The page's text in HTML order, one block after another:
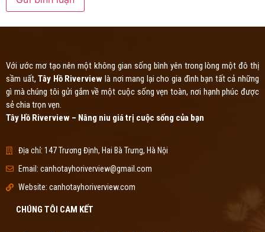
Với ước mơ tạo nên một không gian sống bình yên trong lòng một đô thị
sầm uất,Tây Hồ Riverviewlà nơi mang lại cho gia đình bạn tất cả những
gì mà chúng tôi gửi gắm về một cuộc sống vẹn toàn, nơi hạnh phúc được
sẻ chia trọn vẹn.
Tây Hồ Riverview – Nâng niu giá trị cuộc sống của bạn
Địa chỉ: 147 Trương Định, Hai Bà Trưng, Hà Nội
Email:canhotayhoriverview@gmail.com
Website: canhotayhoriverview.com
CHÚNG TÔI CAM KẾT